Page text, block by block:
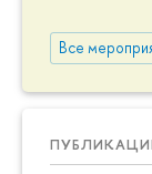
Все